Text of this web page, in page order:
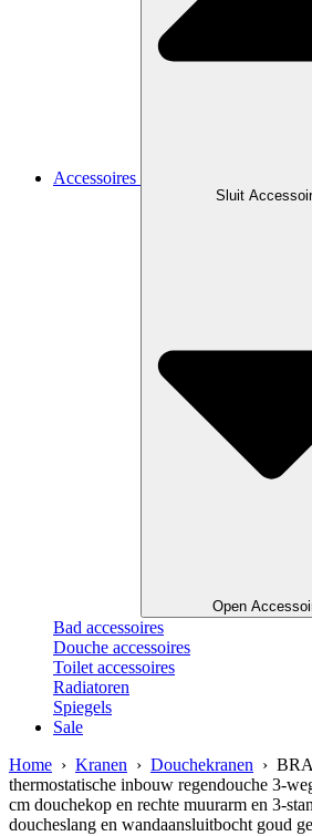
Accessoires
Sluit
Open
Bad accessoires
Douche accessoires
Toilet accessoires
Radiatoren
Spiegels
Sale
Home › Kranen › Douchekranen ›
thermostatische inbouw regendouche 3-
cm douchekop en rechte muurarm en 3-
doucheslang en wandaansluitbocht goud